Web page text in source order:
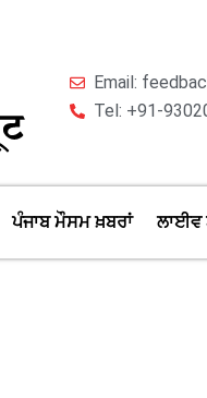
Email:
Tel: +91-
ਪੰਜਾਬ ਮੌਸਮ ਖ਼ਬਰਾਂ ਲਾਈਵ